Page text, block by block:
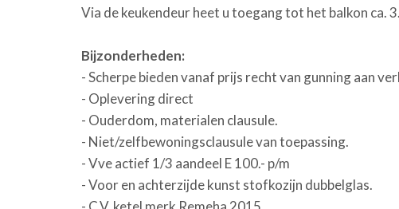
Via de keukendeur heet u toegang tot het balkon ca.
Bijzonderheden:
- Scherpe bieden vanaf prijs recht van gunning aan
- Oplevering direct
- Ouderdom, materialen clausule.
- Niet/zelfbewoningsclausule van toepassing.
- Vve actief 1/3 aandeel E 100.- p/m
- Voor en achterzijde kunst stofkozijn dubbelglas.